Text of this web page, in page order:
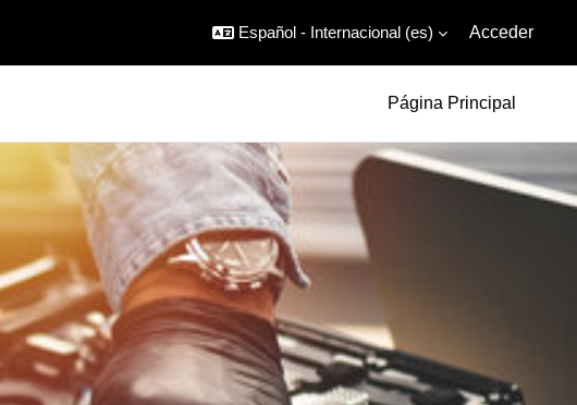
Español - Internacional ‎(es)‎ Acceder
Página Principal